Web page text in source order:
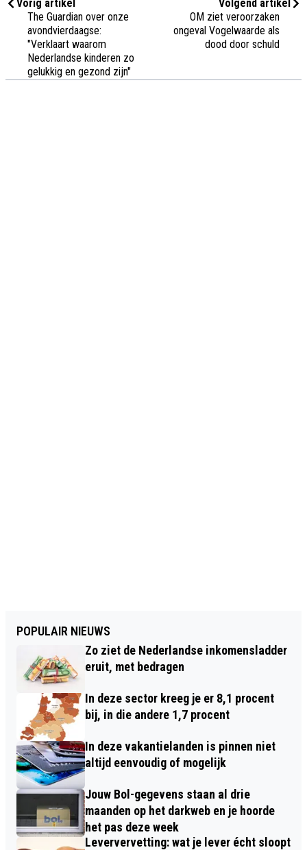
Vorig artikel
The Guardian over onze
avondvierdaagse:
"Verklaart waarom
Nederlandse kinderen zo
gelukkig en gezond zijn"
Volgend artikel
OM ziet veroorzaken
ongeval Vogelwaarde als
dood door schuld
POPULAIR NIEUWS
Zo ziet de Nederlandse inkomensladder
eruit, met bedragen
In deze sector kreeg je er 8,1 procent
bij, in die andere 1,7 procent
In deze vakantielanden is pinnen niet
altijd eenvoudig of mogelijk
Jouw Bol-gegevens staan al drie
maanden op het darkweb en je hoorde
het pas deze week
Leververvetting: wat je lever écht sloopt